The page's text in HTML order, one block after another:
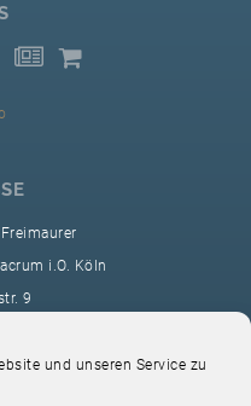
und unseren Service zu
i.O. Köln
9